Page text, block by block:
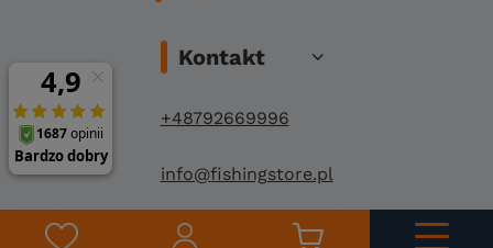
Kontakt
+48792669996
info@fishingstore.pl
FishingStore.pl